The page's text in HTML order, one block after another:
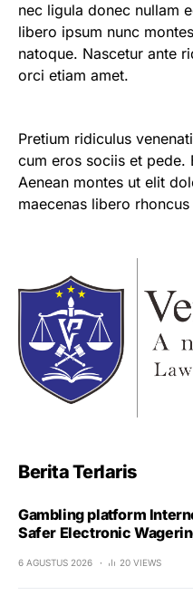
nec ligula donec nullam
libero ipsum nunc
natoque. Nascetur ante
orci etiam amet.
Pretium ridiculus
cum eros sociis et pede.
Aenean montes ut elit
maecenas libero
Berita Terlaris
Gambling platform
Safer Electronic
6 AGUSTUS 2026 20 VIEWS